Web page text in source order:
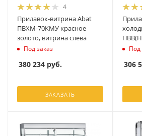
4
Прилавок-витрина Abat
ПВХМ-70КМУ красное
золото, витрина слева
Под заказ
380 234 руб.
ЗАКАЗАТЬ
Под
306